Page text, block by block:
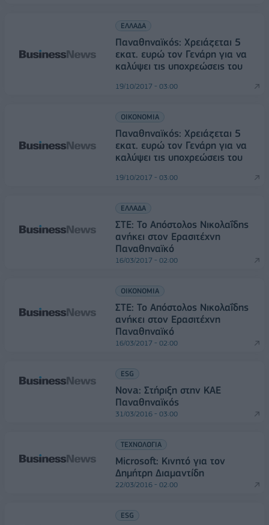
ΕΛΛΑΔΑ
Παναθηναϊκός: Χρειάζεται 5
εκατ. ευρώ τον Γενάρη για να
καλύψει τις υποχρεώσεις του
19/10/2017 - 03:00
ΟΙΚΟΝΟΜΙΑ
Παναθηναϊκός: Χρειάζεται 5
εκατ. ευρώ τον Γενάρη για να
καλύψει τις υποχρεώσεις του
19/10/2017 - 03:00
ΕΛΛΑΔΑ
ΣΤΕ: Το Απόστολος Νικολαΐδης
ανήκει στον Ερασιτέχνη
Παναθηναϊκό
16/03/2017 - 02:00
ΟΙΚΟΝΟΜΙΑ
ΣΤΕ: Το Απόστολος Νικολαΐδης
ανήκει στον Ερασιτέχνη
Παναθηναϊκό
16/03/2017 - 02:00
ESG
Nova: Στήριξη στην ΚΑΕ
Παναθηναϊκός
31/03/2016 - 03:00
ΤΕΧΝΟΛΟΓΙΑ
Microsoft: Κινητό για τον
Δημήτρη Διαμαντίδη
22/03/2016 - 02:00
ESG